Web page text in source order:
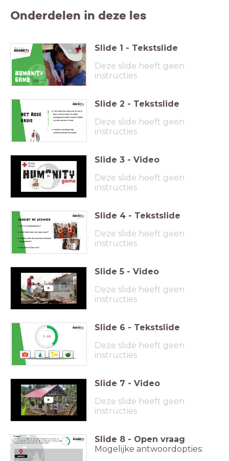
Onderdelen in deze les
Slide 1 - Tekstslide
Deze slide heeft geen
instructies
Het maakt een ramp niet uit wie je
bent, waar je woont, of welke
achtergrond je hebt. Daarom helpen
wij alle mensen in nood.
Grootste vrijwillige hulp-
verlenersnetwerk ter wereld.
Slide 2 - Tekstslide
Deze slide heeft geen
instructies
Slide 3 - Video
Deze slide heeft geen
instructies
Zijn er 3 noodhulpteams?
Heeft ieder team zijn eigen naam?
Hebben jullie de juiste basisvoorraad
hulpgoederen?
Zijn jullie er klaar voor?
Slide 4 - Tekstslide
Deze slide heeft geen
instructies
Slide 5 - Video
Deze slide heeft geen
instructies
timer
2:00
Slide 6 - Tekstslide
Deze slide heeft geen
instructies
Slide 7 - Video
Deze slide heeft geen
instructies
Stel je voor dat ze op de Filipijnen een tyfoon
voorspellen. Hoe kun je de lokale bevolking dan
waarschuwen? Noem 3 voorbeelden.
Vraag 1.
1:30 Slide 8 - Open vraag
Mogelijke antwoordopties: